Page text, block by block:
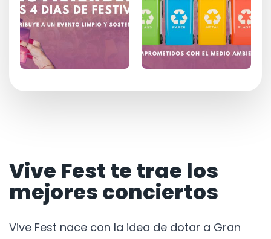
Vive Fest te trae los
mejores conciertos
Vive Fest nace con la idea de dotar a Gran